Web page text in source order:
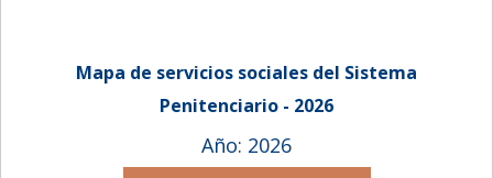
Mapa de servicios sociales del Sistema
Penitenciario - 2026
Año: 2026